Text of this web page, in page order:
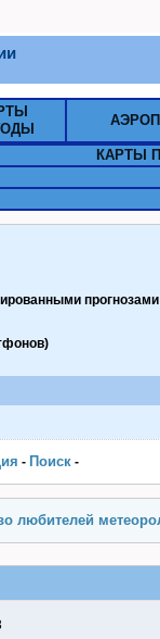
КАРТЫ
- Поиск -
любителей